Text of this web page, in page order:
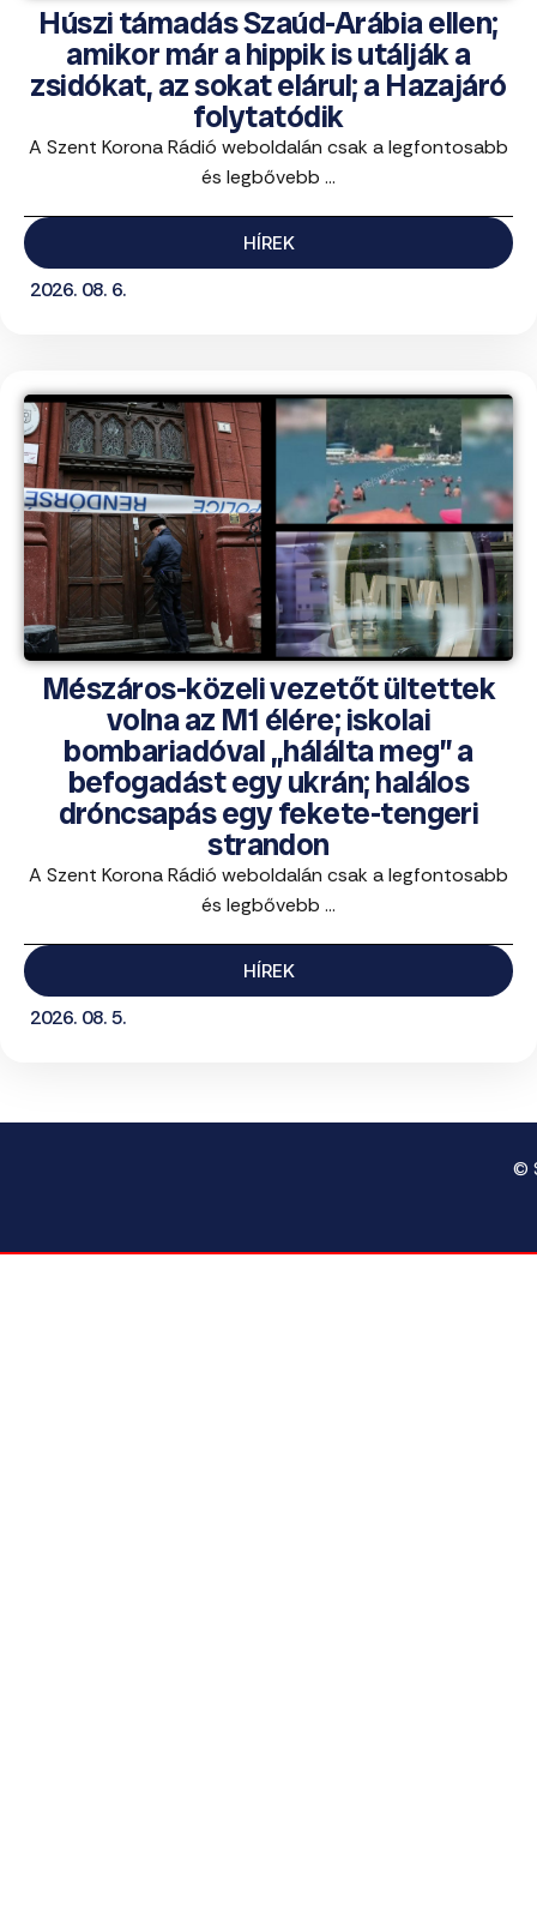
Húszi támadás Szaúd-Arábia ellen;
amikor már a hippik is utálják a
zsidókat, az sokat elárul; a Hazajáró
folytatódik
A Szent Korona Rádió weboldalán csak a legfontosabb
és legbővebb ...
HÍREK
2026. 08. 6.
Mészáros-közeli vezetőt ültettek
volna az M1 élére; iskolai
bombariadóval „hálálta meg” a
befogadást egy ukrán; halálos
dróncsapás egy fekete-tengeri
strandon
A Szent Korona Rádió weboldalán csak a legfontosabb
és legbővebb ...
HÍREK
2026. 08. 5.
©